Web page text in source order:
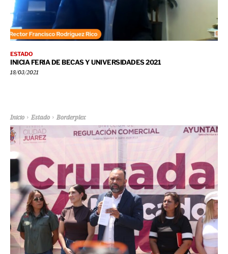
ESTADO
INICIA FERIA DE BECAS Y UNIVERSIDADES 2021
18/03/2021